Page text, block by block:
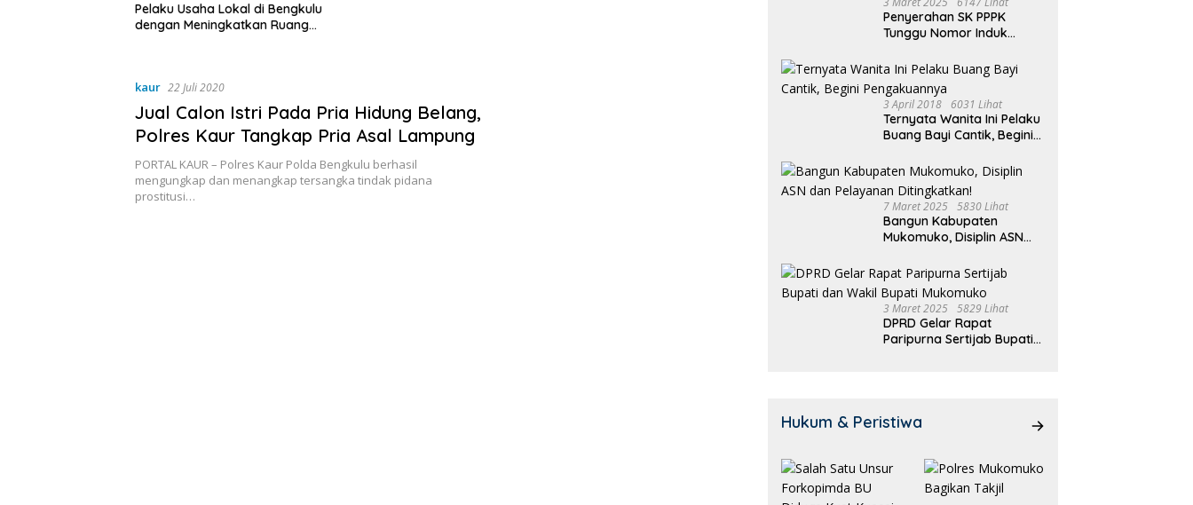
kaur 22 Juli 2020
Jual Calon Istri Pada Pria Hidung Belang,
Polres Kaur Tangkap Pria Asal Lampung
PORTAL KAUR – Polres Kaur Polda Bengkulu berhasil
mengungkap dan menangkap tersangka tindak pidana
prostitusi…
Penyerahan SK PPPK
Tunggu Nomor Induk
3 April 2018 6031 Lihat
Ternyata Wanita Ini Pelaku
Buang Bayi Cantik, Begini
7 Maret 2025 5830 Lihat
Bangun Kabupaten
Mukomuko, Disiplin ASN
Ditingkatkan!
3 Maret 2025 5829 Lihat
DPRD Gelar Rapat
Paripurna Sertijab Bupati
Hukum & Peristiwa